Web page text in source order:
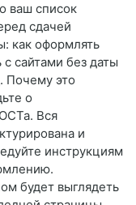
ваш список
сдачей
как оформлять
сайтами без даты
Почему это
о
Вся
и
инструкциям
будет выглядеть